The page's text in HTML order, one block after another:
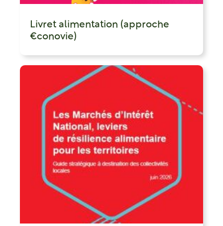
Livret alimentation (approche
€conovie)